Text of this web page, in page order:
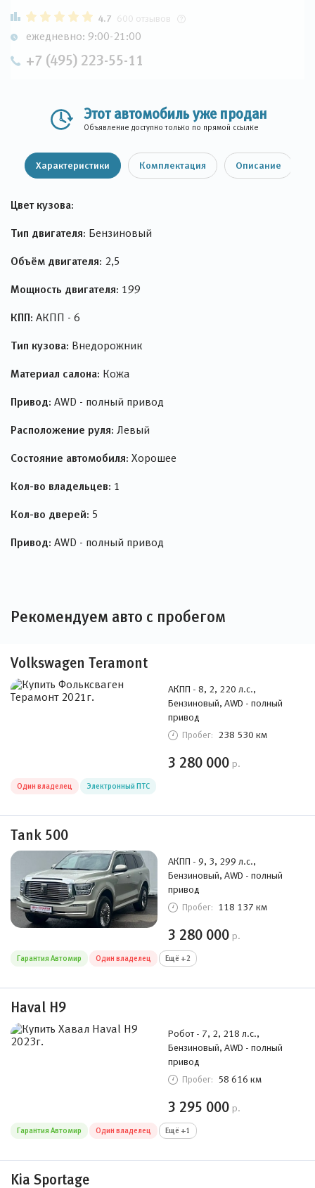
4.7 600 отзывов
ежедневно: 9:00-21:00
+7 (495) 223-55-11
Этот автомобиль уже продан
Объявление доступно только по прямой ссылке
Характеристики Комплектация Описание
Цвет кузова:
Тип двигателя: Бензиновый
Объём двигателя: 2,5
Мощность двигателя: 199
КПП: АКПП - 6
Тип кузова: Внедорожник
Материал салона: Кожа
Привод: AWD - полный привод
Расположение руля: Левый
Состояние автомобиля: Хорошее
Кол-во владельцев: 1
Кол-во дверей: 5
Привод: AWD - полный привод
Рекомендуем авто с пробегом
Volkswagen Teramont
АКПП - 8, 2, 220 л.с.,
Бензиновый, AWD - полный
привод
Пробег: 238 530 км
3 280 000 р.
Один владелец Электронный ПТС
Tank 500
АКПП - 9, 3, 299 л.с.,
Бензиновый, AWD - полный
привод
Пробег: 118 137 км
3 280 000 р.
Гарантия Автомир Один владелец Ещё +2
Haval H9
Робот - 7, 2, 218 л.с.,
Бензиновый, AWD - полный
привод
Пробег: 58 616 км
3 295 000 р.
Гарантия Автомир Один владелец Ещё +1
Kia Sportage